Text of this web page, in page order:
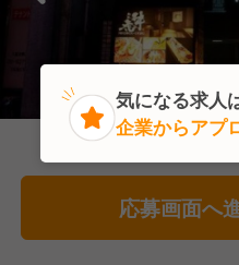
応募画面へ
気になる求人
企業からアプ